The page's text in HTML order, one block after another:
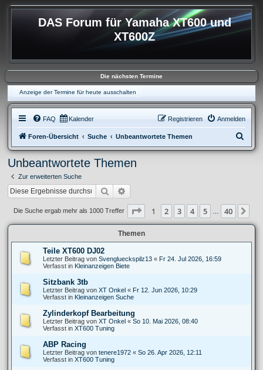
DAS Forum für Yamaha XT600 und
XT600Z
Die nächsten Termine
Anzeige der Termine für heute ausschalten
FAQ Kalender Anmelden
Registrieren
Foren-Übersicht Suche Unbeantwortete Themen
u
Unbeantwortete Themen
Zur erweiterten Suche
Suche
Die Suche ergab mehr als 1000 Treffer Seite 1von 40
1 2 3 4 5 40
Themen
Teile XT600 DJ02
Letzter Beitrag von Svenglueckspilz13 « Fr 24. Jul 2026, 16:59
Verfasst in Kleinanzeigen Biete
Sitzbank 3tb
Letzter Beitrag von XT Onkel « Fr 12. Jun 2026, 10:29
Verfasst in Kleinanzeigen Suche
Zylinderkopf Bearbeitung
Letzter Beitrag von XT Onkel « So 10. Mai 2026, 08:40
Verfasst in XT600 Tuning
ABP Racing
Letzter Beitrag von tenere1972 « So 26. Apr 2026, 12:11
Verfasst in XT600 Tuning